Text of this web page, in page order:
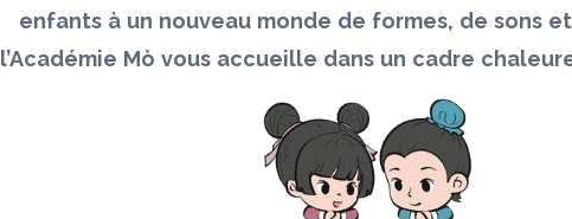
enfants à un nouveau monde de formes, de sons
l’Académie Mò vous accueille dans un cadre